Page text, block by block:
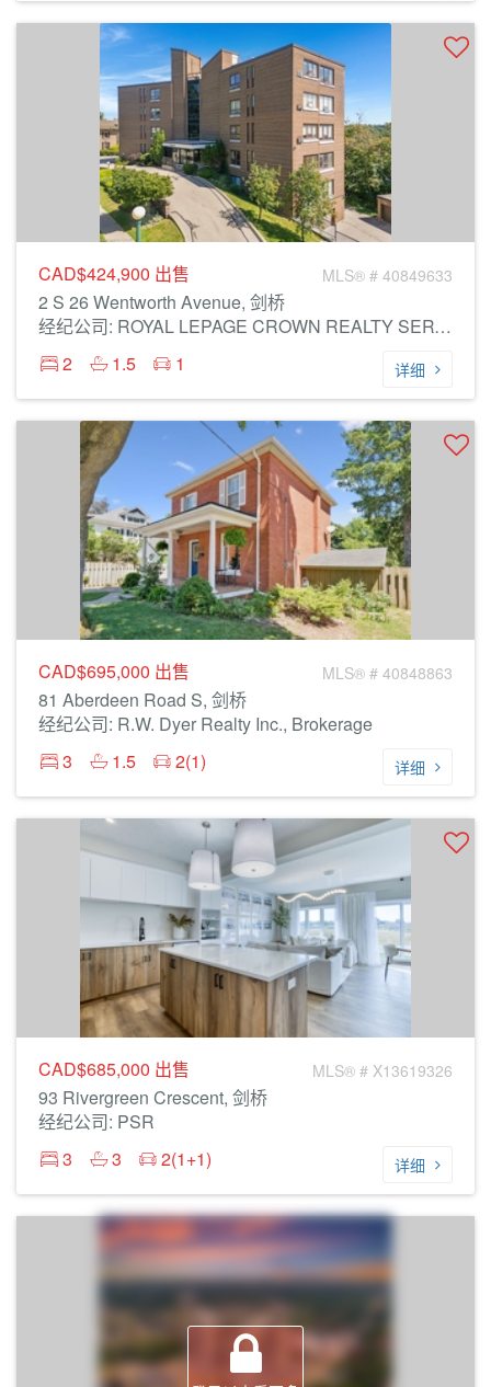
CAD$424,900 出售 MLS® # 40849633
2 S 26 Wentworth Avenue, 剑桥
经纪公司: ROYAL LEPAGE CROWN REALTY SERVICES
2
1.5 1 详细
CAD$695,000 出售 MLS® # 40848863
81 Aberdeen Road S, 剑桥
经纪公司: R.W. Dyer Realty Inc., Brokerage
3
1.5 2(1) 详细
CAD$685,000 出售 MLS® # X13619326
93 Rivergreen Crescent, 剑桥
经纪公司: PSR
3
3 2(1+1) 详细